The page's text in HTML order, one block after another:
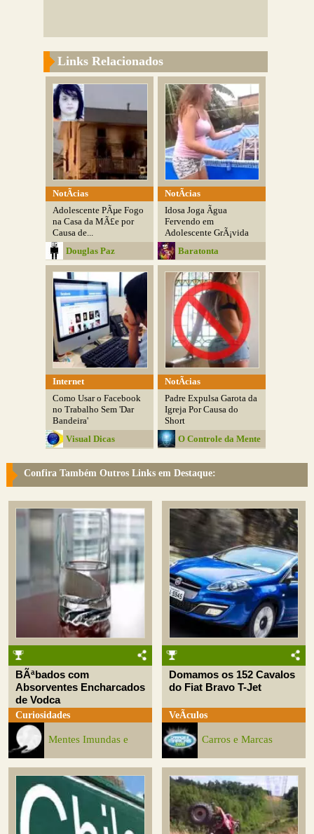
Links Relacionados
NotÃ­cias
Adolescente PÃµe Fogo
na Casa da MÃ£e por
Causa de...
Douglas Paz
NotÃ­cias
Idosa Joga Ãgua
Fervendo em
Adolescente GrÃ¡vida
Por...
Baratonta
Internet
Como Usar o Facebook
no Trabalho Sem 'Dar
Bandeira'
Visual Dicas
NotÃ­cias
Padre Expulsa Garota da
Igreja Por Causa do
Short
O Controle da Mente
Confira Também Outros Links em Destaque:
BÃªbados com
Absorventes Encharcados
de Vodca
Curiosidades
Mentes Imundas e
Domamos os 152 Cavalos
do Fiat Bravo T-Jet
VeÃ­culos
Carros e Marcas